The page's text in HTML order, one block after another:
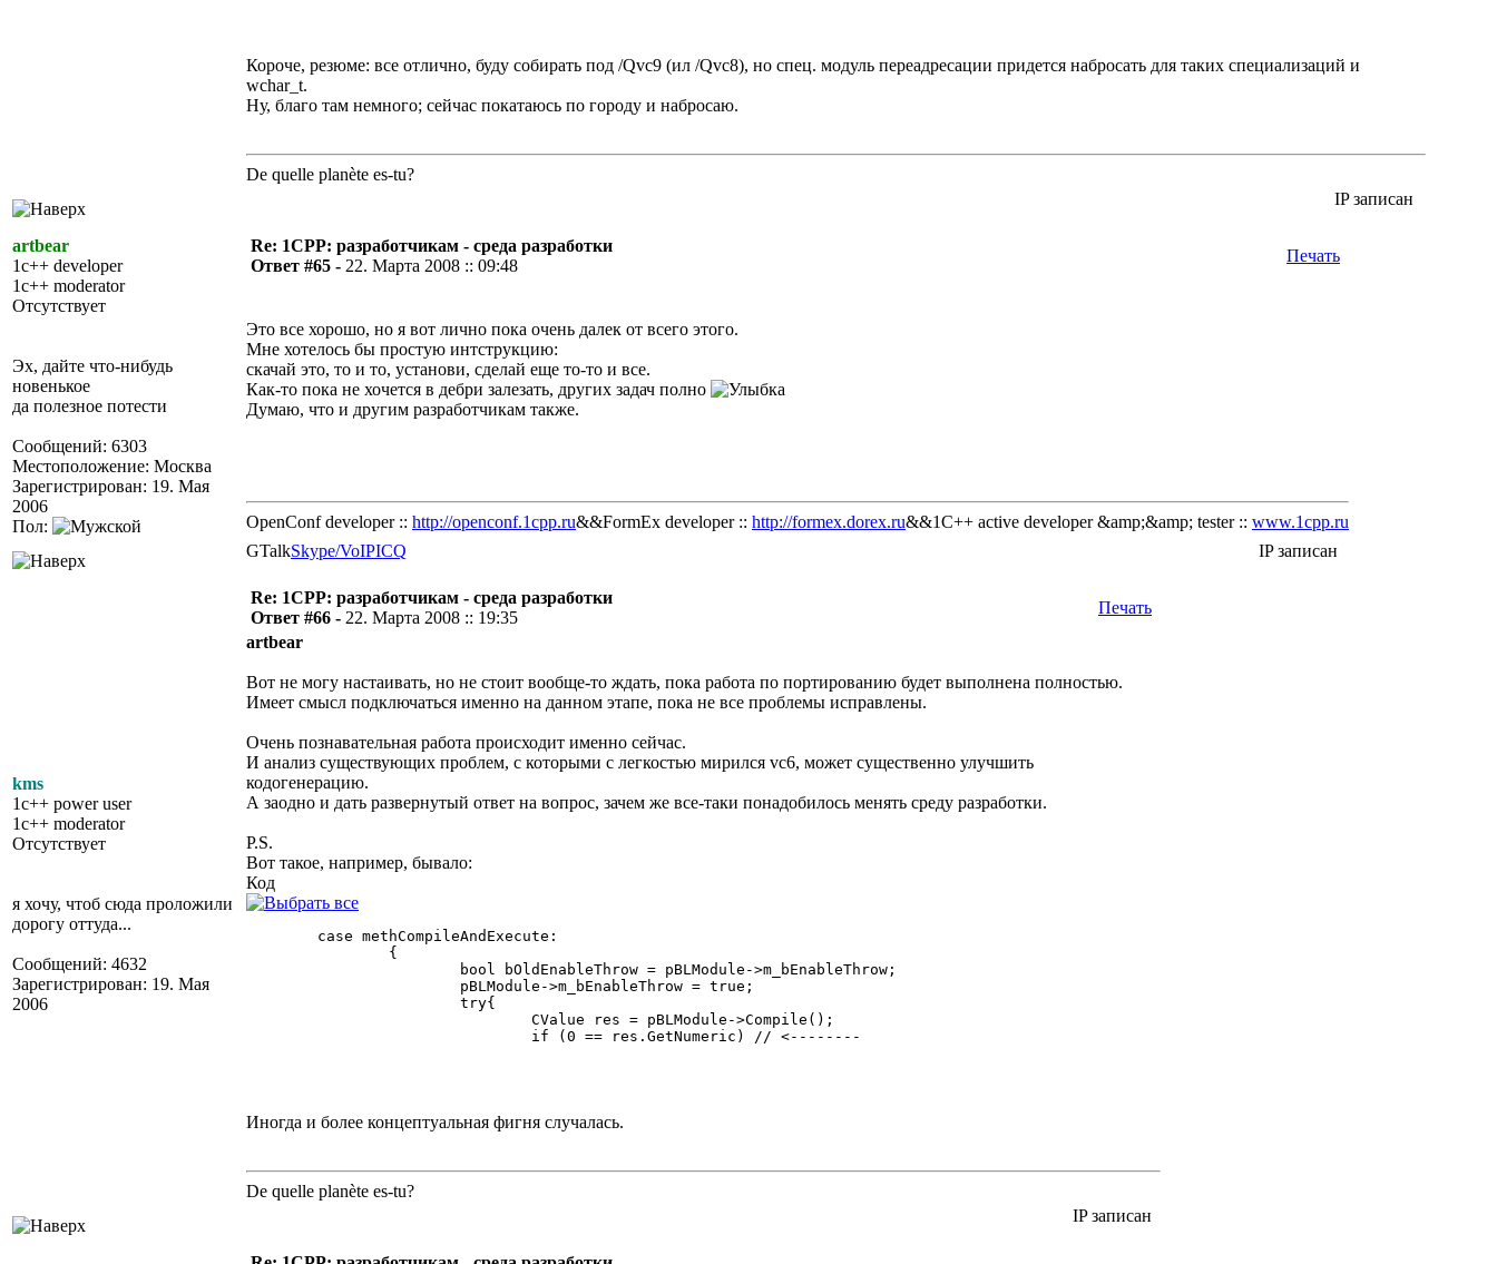
Короче, резюме: все отлично, буду собирать под /Qvc9 (ил /Qvc8), но спец. модуль переадресации придется набросать для таких специализаций и
wchar_t.
Ну, благо там немного; сейчас покатаюсь по городу и набросаю.
De quelle planète es-tu?
IP записан
artbear
1c++ developer
1c++ moderator
Отсутствует
Эх, дайте что-нибудь
новенькое
да полезное потести
Сообщений: 6303
Местоположение: Москва
Зарегистрирован: 19. Мая
2006
Пол:
Re: 1CPP: разработчикам - среда разработки
Ответ #65 - 22. Марта 2008 :: 09:48
Печать
Это все хорошо, но я вот лично пока очень далек от всего этого.
Мне хотелось бы простую интструкцию:
скачай это, то и то, установи, сделай еще то-то и все.
Как-то пока не хочется в дебри залезать, других задач полно
Думаю, что и другим разработчикам также.
OpenConf developer :: http://openconf.1cpp.ru&&FormEx developer :: http://formex.dorex.ru&&1C++ active developer &amp;&amp; tester :: www.1cpp.ru
GTalkSkype/VoIPICQ IP записан
kms
1c++ power user
1c++ moderator
Отсутствует
я хочу, чтоб сюда проложили
дорогу оттуда...
Сообщений: 4632
Зарегистрирован: 19. Мая
2006
Re: 1CPP: разработчикам - среда разработки
Ответ #66 - 22. Марта 2008 :: 19:35
Печать
artbear
Вот не могу настаивать, но не стоит вообще-то ждать, пока работа по портированию будет выполнена полностью.
Имеет смысл подключаться именно на данном этапе, пока не все проблемы исправлены.
Очень познавательная работа происходит именно сейчас.
И анализ существующих проблем, с которыми с легкостью мирился vc6, может существенно улучшить
кодогенерацию.
А заодно и дать развернутый ответ на вопрос, зачем же все-таки понадобилось менять среду разработки.
P.S.
Вот такое, например, бывало:
Код
Иногда и более концептуальная фигня случалась.
De quelle planète es-tu?
IP записан